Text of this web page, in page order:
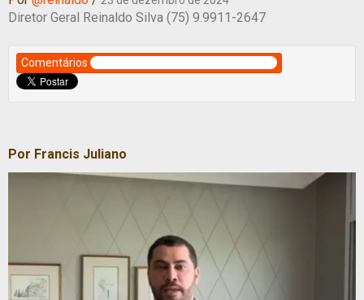
Diretor Geral Reinaldo Silva (75) 9.9911-2647
Comentários
Por Francis Juliano